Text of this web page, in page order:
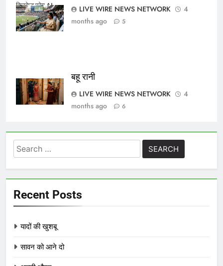
क्रिकेट प्रेम AI
IMAGE
LIVE WIRE NEWS NETWORK
4
months ago
5
बहू रानी
LIVE WIRE NEWS NETWORK
4
months ago
6
Search
for:
Recent Posts
यादों की खुशबू
सावन को आने दो